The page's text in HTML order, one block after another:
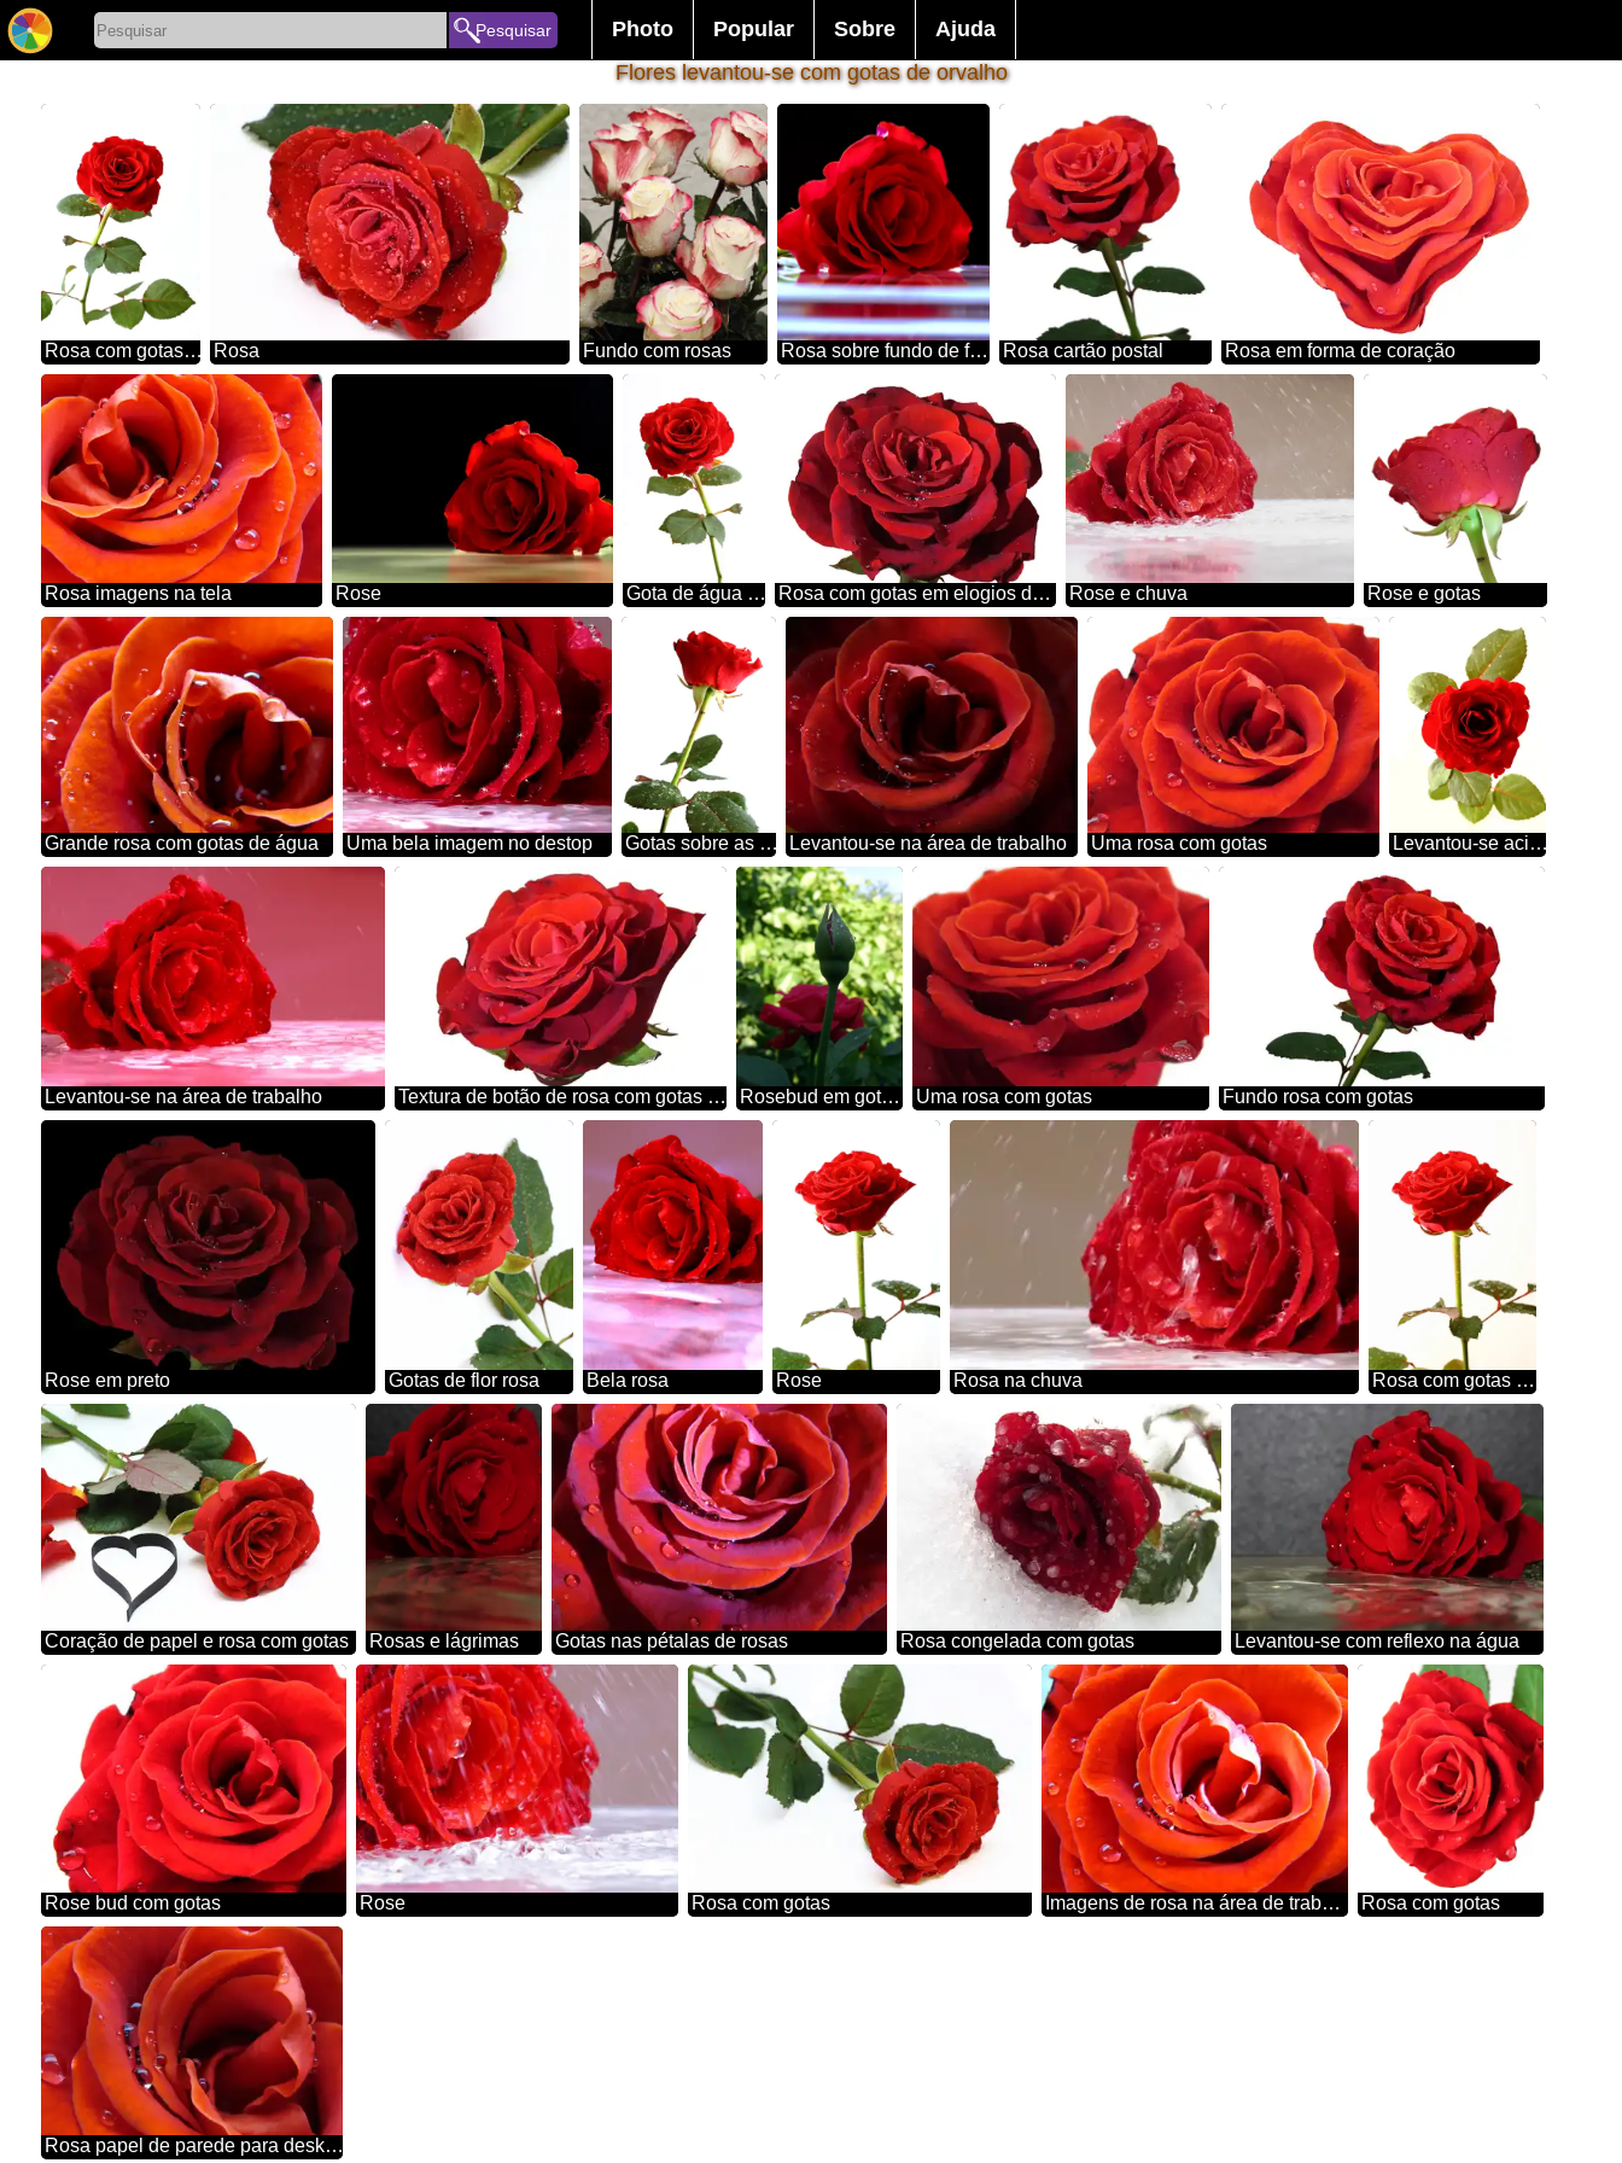
Pesquisar Photo Popular Sobre
Ajuda
Flores levantou-se com gotas de orvalho
Rosa com gotas no fundo branco Rosa Fundo com rosas Rosa sobre fundo de felicitação Rosa cartão postal Rosa em forma de coração
Rosa imagens na tela Rose Gota de água em rosa Rosa com gotas em elogios de fundo Rose e chuva Rose e gotas
Grande rosa com gotas de água Uma bela imagem no destop Gotas sobre as folhas de rosas Levantou-se na área de trabalho Uma rosa com gotas Levantou-se acima
Levantou-se na área de trabalho Textura de botão de rosa com gotas isoladas Rosebud em gotas de orvalho Uma rosa com gotas Fundo rosa com gotas
Rose em preto Gotas de flor rosa Bela rosa Rose Rosa na chuva Rosa com gotas de isolamento
Coração de papel e rosa com gotas Rosas e lágrimas Gotas nas pétalas de rosas Rosa congelada com gotas Levantou-se com reflexo na água
Rose bud com gotas Rose Rosa com gotas Imagens de rosa na área de trabalho Rosa com gotas
Rosa papel de parede para desktop